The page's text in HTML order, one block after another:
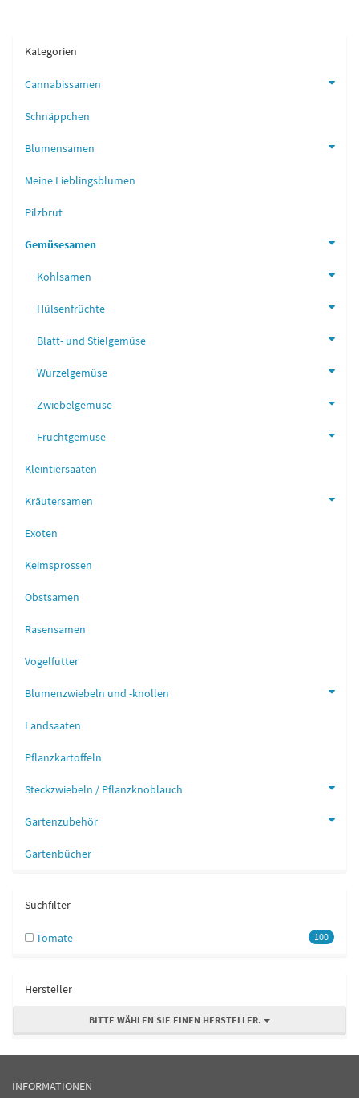
Kategorien
Cannabissamen
Schnäppchen
Blumensamen
Meine Lieblingsblumen
Pilzbrut
Gemüsesamen
Kohlsamen
Hülsenfrüchte
Blatt- und Stielgemüse
Wurzelgemüse
Zwiebelgemüse
Fruchtgemüse
Kleintiersaaten
Kräutersamen
Exoten
Keimsprossen
Obstsamen
Rasensamen
Vogelfutter
Blumenzwiebeln und -knollen
Landsaaten
Pflanzkartoffeln
Steckzwiebeln / Pflanzknoblauch
Gartenzubehör
Gartenbücher
Suchfilter
100
Tomate
Hersteller
BITTE WÄHLEN SIE EINEN HERSTELLER.
INFORMATIONEN